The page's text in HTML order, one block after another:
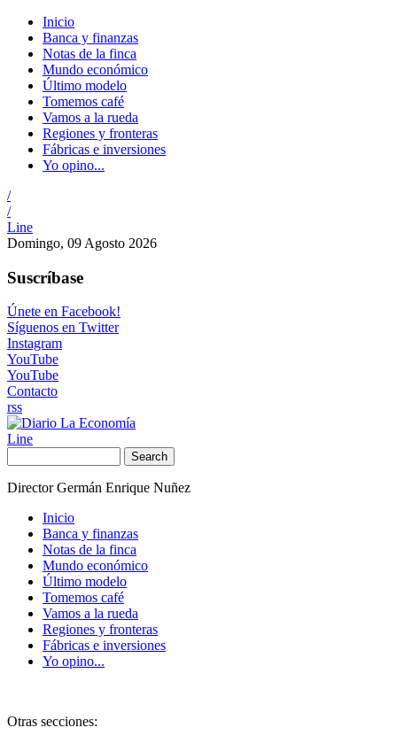
Inicio
Banca y finanzas
Notas de la finca
Mundo económico
Último modelo
Tomemos café
Vamos a la rueda
Regiones y fronteras
Fábricas e inversiones
Yo opino...
/
/
Line
Domingo, 09 Agosto 2026
Suscríbase
Únete en Facebook!
Síguenos en Twitter
Instagram
YouTube
YouTube
Contacto
rss
Line
Search
Director Germán Enrique Nuñez
Inicio
Banca y finanzas
Notas de la finca
Mundo económico
Último modelo
Tomemos café
Vamos a la rueda
Regiones y fronteras
Fábricas e inversiones
Yo opino...
Otras secciones: